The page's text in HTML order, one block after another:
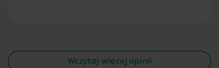
Wczytaj więcej opinii